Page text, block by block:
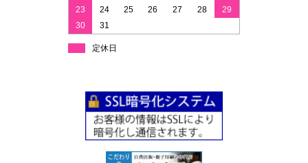
23
24 25 26 27 28
29
30
31
定休日